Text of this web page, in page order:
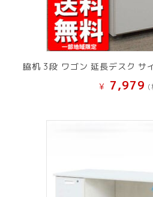
脇机 3段 ワゴン 延長デスク サ
¥ 7,979 (